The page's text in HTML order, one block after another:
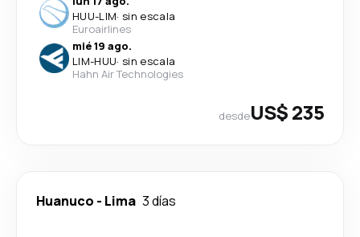
HUU-LIM· sin escala
Euroairlines
mié 19 ago.
LIM-HUU· sin escala
Hahn Air Technologies
desdeUS$ 235
Huanuco - Lima 3 días